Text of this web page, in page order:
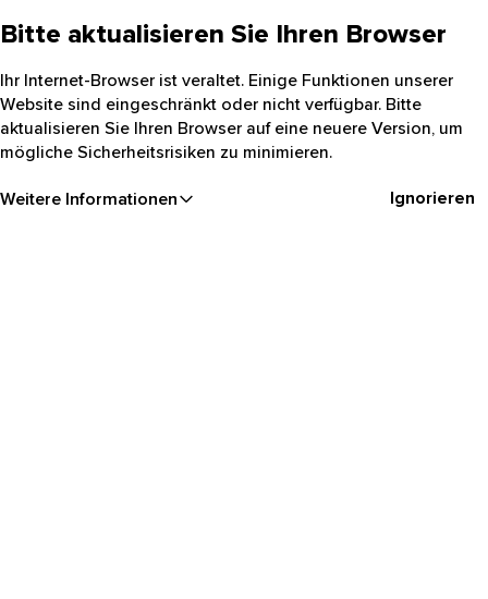
Bitte aktualisieren Sie Ihren Browser
Ihr Internet-Browser ist veraltet. Einige Funktionen unserer
Website sind eingeschränkt oder nicht verfügbar. Bitte
aktualisieren Sie Ihren Browser auf eine neuere Version, um
mögliche Sicherheitsrisiken zu minimieren.
Weitere Informationen Ignorieren